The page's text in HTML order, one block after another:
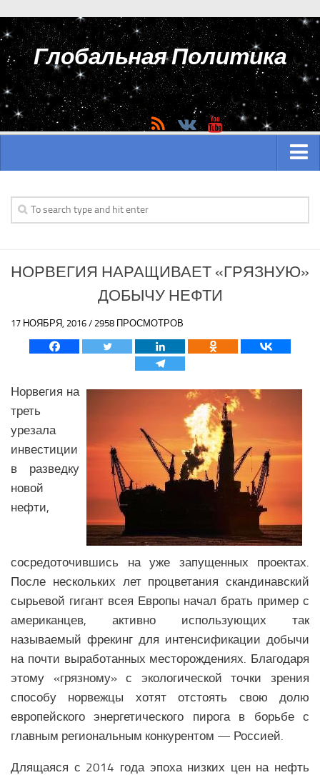
Глобальная Политика
АЗИЯ
История Азии
Вооружение Азии
Политика Азии
Религия Азии
Медицина Азии
Образование Азии
Общество Азии
Климат Азии
БЛИЖНИЙ ВОСТОК
История Ближнего Востока
Политика Ближнего Востока
Религия Ближнего Востока
Экономика Ближнего Востока
Медицина Ближнего Востока
Климат Ближнего Востока
Образование Ближнего Востока
Наука Ближнего Востока
НОРВЕГИЯ НАРАЩИВАЕТ «ГРЯЗНУЮ»
ДОБЫЧУ НЕФТИ
17 НОЯБРЯ, 2016 / 2958 ПРОСМОТРОВ
Норвегия на
треть
урезала
инвестиции
в разведку
новой
нефти,
сосредоточившись на уже запущенных проектах.
После нескольких лет процветания скандинавский
сырьевой гигант всея Европы начал брать пример с
американцев, активно использующих так
называемый фрекинг для интенсификации добычи
на почти выработанных месторождениях. Благодаря
этому «грязному» с экологической точки зрения
способу норвежцы хотят отстоять свою долю
европейского энергетического пирога в борьбе с
главным региональным конкурентом — Россией.
Длящаяся с 2014 года эпоха низких цен на нефть